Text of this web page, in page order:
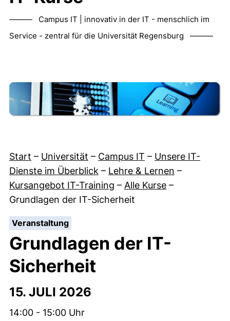
——— Campus IT | innovativ in der IT - menschlich im
Service - zentral für die Universität Regensburg ———
Start – Universität – Campus IT – Unsere IT-
Dienste im Überblick – Lehre & Lernen –
Kursangebot IT-Training – Alle Kurse –
Grundlagen der IT-Sicherheit
Veranstaltung:
Grundlagen der IT-
Sicherheit
15. JULI 2026
Zeit:
14:00 - 15:00 Uhr